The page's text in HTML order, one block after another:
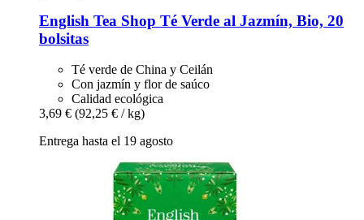
English Tea Shop Té Verde al Jazmín, Bio, 20
bolsitas
Té verde de China y Ceilán
Con jazmín y flor de saúco
Calidad ecológica
3,69 € (92,25 € / kg)
Entrega hasta el 19 agosto